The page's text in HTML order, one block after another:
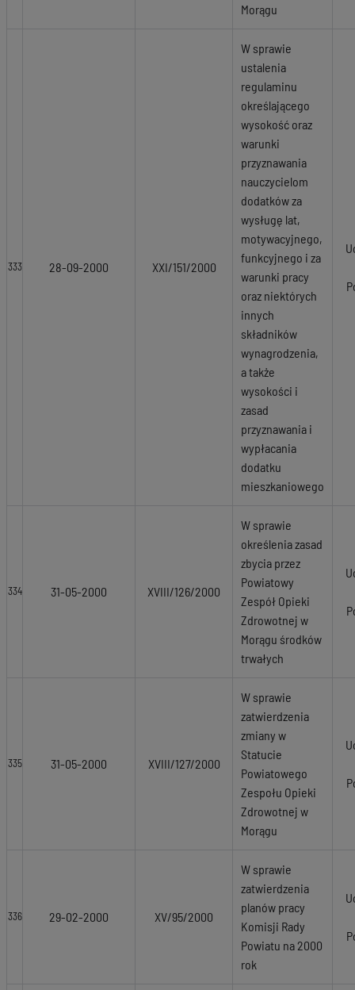
Morągu
333 28-09-2000 XXI/151/2000
W sprawie
ustalenia
regulaminu
określającego
wysokość oraz
warunki
przyznawania
nauczycielom
dodatków za
wysługę lat,
motywacyjnego,
funkcyjnego i za
warunki pracy
oraz niektórych
innych
składników
wynagrodzenia,
a także
wysokości i
zasad
przyznawania i
wypłacania
dodatku
mieszkaniowego
334 31-05-2000 XVIII/126/2000
W sprawie
określenia zasad
zbycia przez
Powiatowy
Zespół Opieki
Zdrowotnej w
Morągu środków
trwałych
335 31-05-2000 XVIII/127/2000
W sprawie
zatwierdzenia
zmiany w
Statucie
Powiatowego
Zespołu Opieki
Zdrowotnej w
Morągu
336 29-02-2000 XV/95/2000
W sprawie
zatwierdzenia
planów pracy
Komisji Rady
Powiatu na 2000
rok